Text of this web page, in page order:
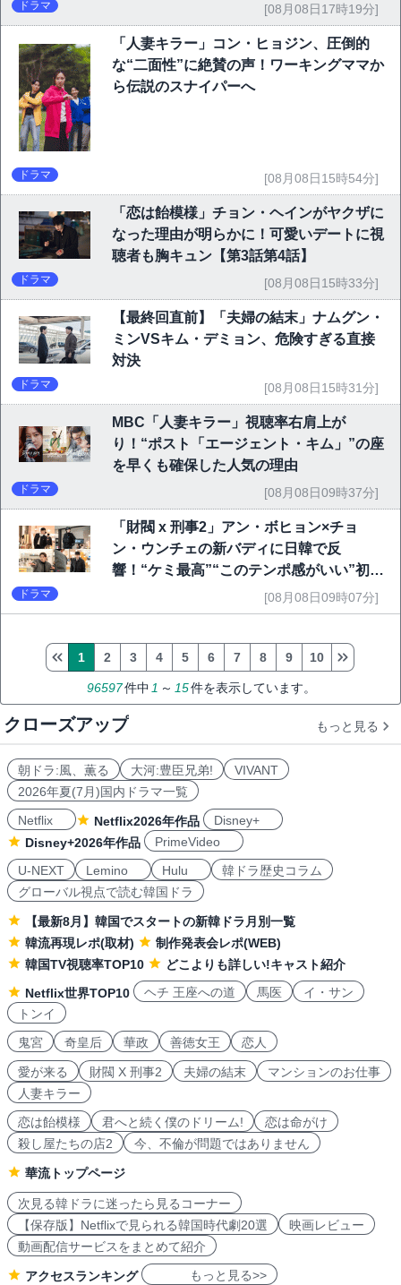
ドラマ [08月08日17時19分]
「人妻キラー」コン・ヒョジン、圧倒的
な“二面性”に絶賛の声！ワーキングママか
ら伝説のスナイパーへ
ドラマ [08月08日15時54分]
「恋は飴模様」チョン・ヘインがヤクザに
なった理由が明らかに！可愛いデートに視
聴者も胸キュン【第3話第4話】
ドラマ [08月08日15時33分]
【最終回直前】「夫婦の結末」ナムグン・
ミンVSキム・デミョン、危険すぎる直接
対決
ドラマ [08月08日15時31分]
MBC「人妻キラー」視聴率右肩上が
り！“ポスト「エージェント・キム」”の座
を早くも確保した人気の理由
ドラマ [08月08日09時37分]
「財閥 x 刑事2」アン・ボヒョン×チョ
ン・ウンチェの新バディに日韓で反
響！“ケミ最高”“このテンポ感がいい”初回
ドラマ [08月08日09時07分]
96597件中 1 ～ 15件を表示しています。
1 2 3 4 5 6 7 8 9 10
クローズアップ もっと見る
朝ドラ:風、薫る 大河:豊臣兄弟!
VIVANT
2026年夏(7月)国内ドラマ一覧
Netflix
Netflix2026年作品
Disney+
Disney+2026年作品
PrimeVideo
U-NEXT
Lemino Hulu
韓ドラ歴史コラム
グローバル視点で読む韓国ドラ
【最新8月】韓国でスタートの新韓ドラ月別一覧
韓流再現レポ(取材)
制作発表会レポ(WEB)
韓国TV視聴率TOP10
どこよりも詳しい!キャスト紹介
Netflix世界TOP10
ヘチ 王座への道 馬医
イ・サン
トンイ
鬼宮
奇皇后 華政 善徳女王 恋人
愛が来る 財閥 X 刑事2 夫婦の結末
マンションのお仕事
人妻キラー
恋は飴模様
君へと続く僕のドリーム!
恋は命がけ
殺し屋たちの店2
今、不倫が問題ではありません
華流トップページ
次見る韓ドラに迷ったら見るコーナー
【保存版】Netflixで見られる韓国時代劇20選
映画レビュー
動画配信サービスをまとめて紹介
アクセスランキング もっと見る>>